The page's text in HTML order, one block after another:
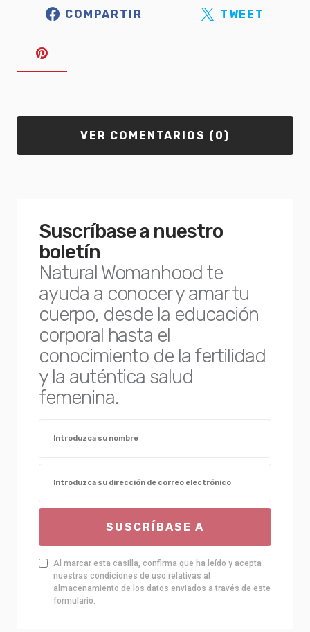
COMPARTIR TWEET
VER COMENTARIOS (0)
Suscríbase a nuestro
boletín
Natural Womanhood te
ayuda a conocer y amar tu
cuerpo, desde la educación
corporal hasta el
conocimiento de la fertilidad
y la auténtica salud
femenina.
SUSCRÍBASE A
Al marcar esta casilla, confirma que ha leído y acepta
nuestras condiciones de uso relativas al
almacenamiento de los datos enviados a través de este
formulario.